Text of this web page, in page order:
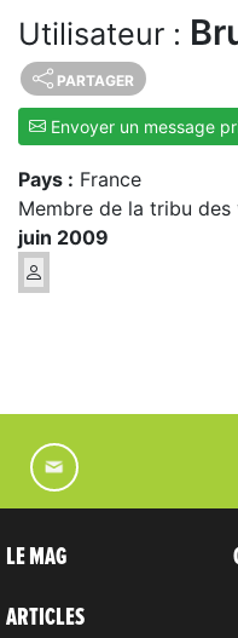
Utilisateur :
PARTAGER
Envoyer un message
Pays : France
Membre de la tribu
juin 2009
LE MAG
ARTICLES